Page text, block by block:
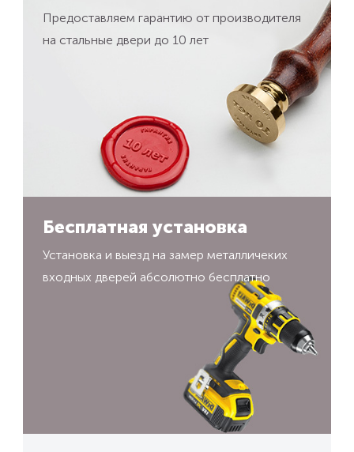
Предоставляем гарантию от производителя
на стальные двери до 10 лет
Бесплатная установка
Установка и выезд на замер металличеких
входных дверей абсолютно бесплатно